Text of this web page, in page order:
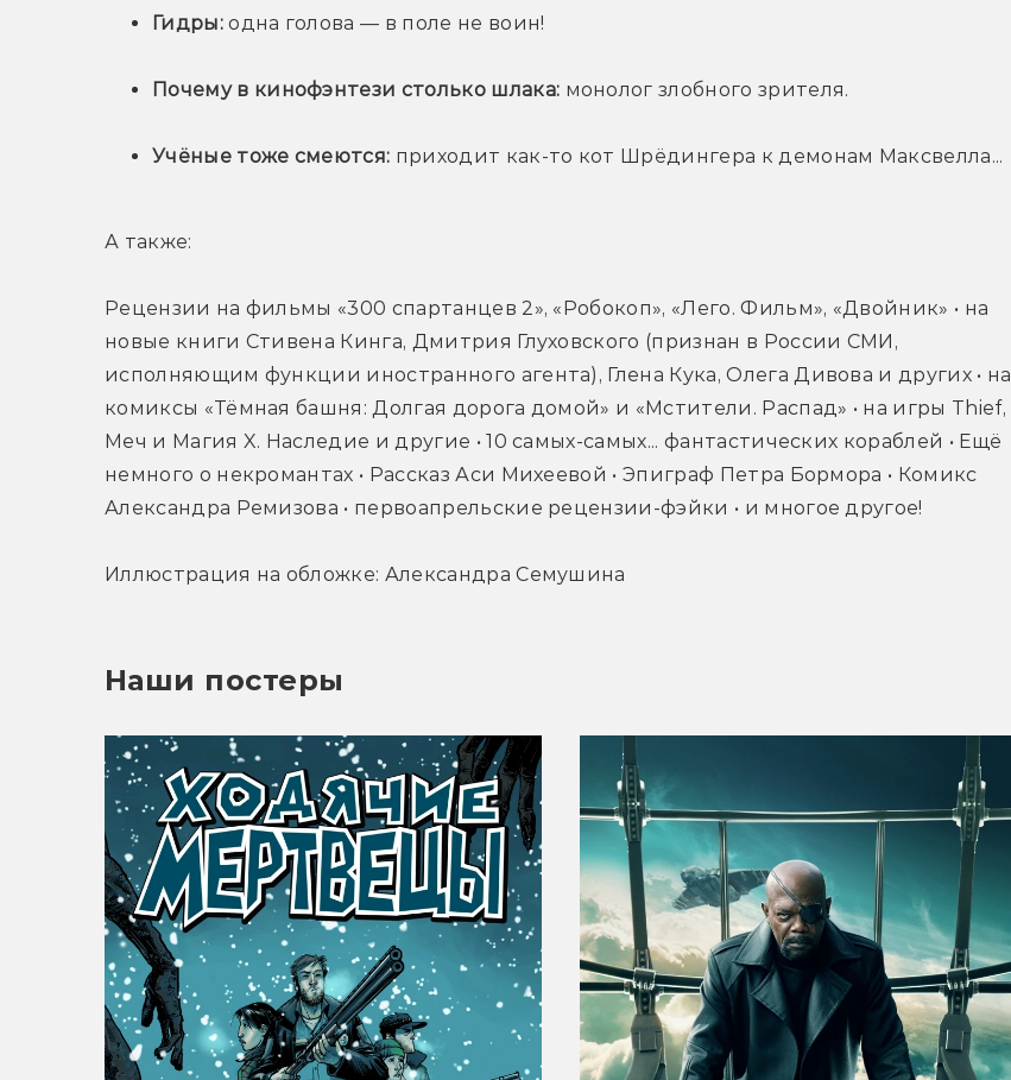
Гидры: одна голова — в поле не воин!
Почему в кинофэнтези столько шлака: монолог злобного зрителя.
Учёные тоже смеются: приходит как-то кот Шрёдингера к демонам Максвелла...
А также:
Рецензии на фильмы «300 спартанцев 2», «Робокоп», «Лего. Фильм», «Двойник» • на
новые книги Стивена Кинга, Дмитрия Глуховского (признан в России СМИ,
исполняющим функции иностранного агента), Глена Кука, Олега Дивова и других • на
комиксы «Тёмная башня: Долгая дорога домой» и «Мстители. Распад» • на игры Thief,
Меч и Магия X. Наследие и другие • 10 самых-самых... фантастических кораблей • Ещё
немного о некромантах • Рассказ Аси Михеевой • Эпиграф Петра Бормора • Комикс
Александра Ремизова • первоапрельские рецензии-фэйки • и многое другое!
Иллюстрация на обложке: Александра Семушина
Наши постеры